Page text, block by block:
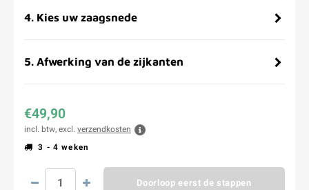
4. Kies uw zaagsnede
5. Afwerking van de zijkanten
€49,90
incl. btw, excl. verzendkosten
3 - 4 weken
Doorloop eerst de stappen